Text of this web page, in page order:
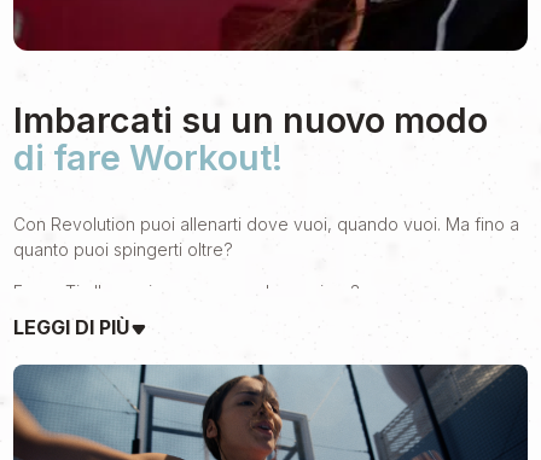
Imbarcati su un nuovo modo
di fare Workout!
Con Revolution puoi allenarti dove vuoi, quando vuoi. Ma fino a
quanto puoi spingerti oltre?
E se… Ti allenassi su una nave da crociera?
Con l’arrivo dell’estate Virgin Active voleva esprimere il concetto
palestra, in un contesto del tutto nuovo.
Le campagne di Revolution sono sempre ambientate in contesti
da “vita di tutti i giorni”: casa, giardino, palestra.
LEGGI DI PIÙ